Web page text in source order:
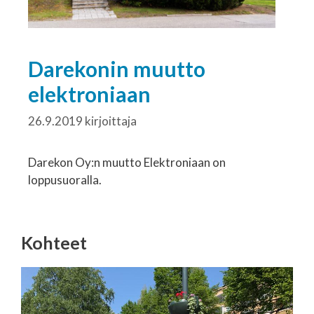
Darekonin muutto
elektroniaan
26.9.2019 kirjoittaja
Darekon Oy:n muutto Elektroniaan on
loppusuoralla.
Kohteet